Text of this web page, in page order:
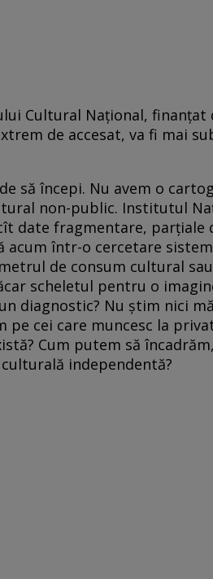
Cultural Național,
de accesat, va fi mai
să începi. Nu avem o
non-public. Institutul
date fragmentare, parțiale
într-o cercetare
de consum cultural
scheletul pentru o
diagnostic? Nu știm nici
cei care muncesc la
Cum putem să
independentă?